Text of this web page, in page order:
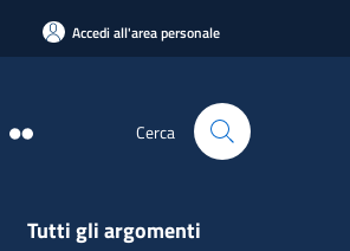
Accedi all'area personale
Cerca
Tutti gli argomenti